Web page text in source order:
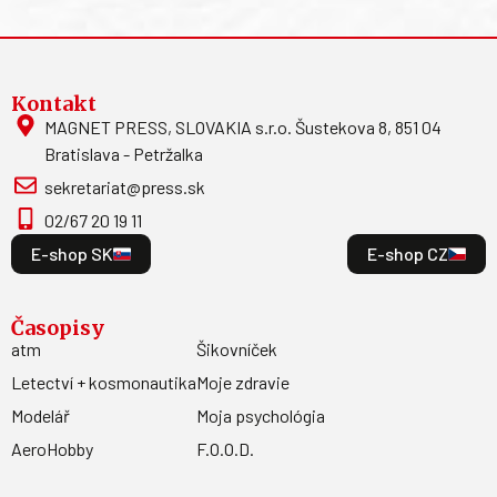
Kontakt
MAGNET PRESS, SLOVAKIA s.r.o. Šustekova 8, 851 04
Bratislava - Petržalka
sekretariat@press.sk
02/67 20 19 11
E-shop SK
E-shop CZ
Časopisy
atm
Letectví + kosmonautika
Modelář
AeroHobby
Šikovníček
Moje zdravie
Moja psychológia
F.O.O.D.